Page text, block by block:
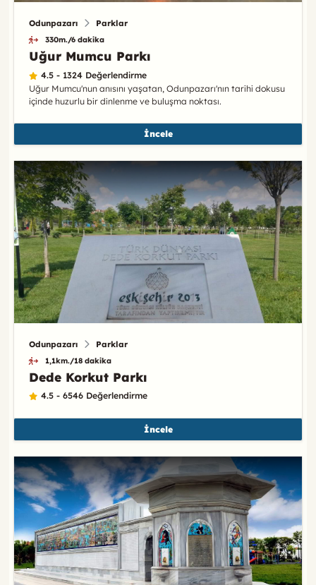
Odunpazarı Parklar
330m./6 dakika
Uğur Mumcu Parkı
4.5 - 1324 Değerlendirme
Uğur Mumcu'nun anısını yaşatan, Odunpazarı'nın tarihi dokusu
içinde huzurlu bir dinlenme ve buluşma noktası.
İncele
Odunpazarı Parklar
1,1km./18 dakika
Dede Korkut Parkı
4.5 - 6546 Değerlendirme
İncele